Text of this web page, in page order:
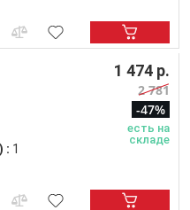
: 1
1 474 р.
2 781
-47%
есть на
складе